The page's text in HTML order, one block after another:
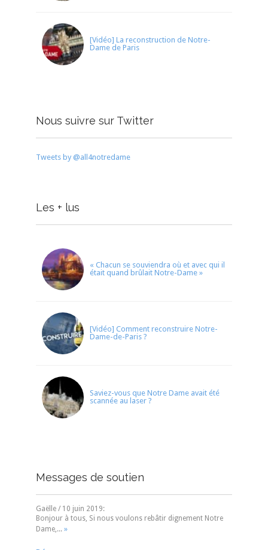
[Vidéo] La reconstruction de Notre-
Dame de Paris
Nous suivre sur Twitter
Tweets by @all4notredame
Les + lus
« Chacun se souviendra où et avec qui il
était quand brûlait Notre-Dame »
[Vidéo] Comment reconstruire Notre-
Dame-de-Paris ?
Saviez-vous que Notre Dame avait été
scannée au laser ?
Messages de soutien
Gaëlle / 10 juin 2019:
Bonjour à tous, Si nous voulons rebâtir dignement Notre
Dame,... »